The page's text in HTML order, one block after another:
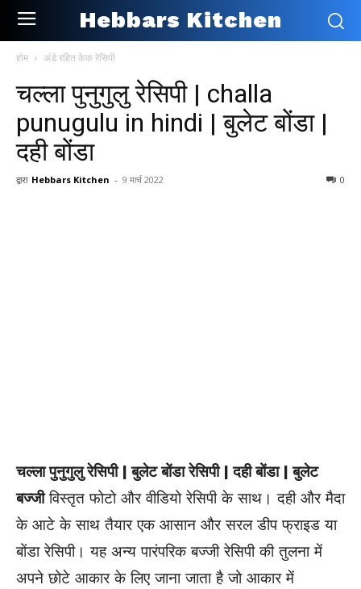
Hebbars Kitchen
होम अंडे रहित केक रेसिपी
चल्ला पुनुगुलु रेसिपी | challa
punugulu in hindi | बुलेट बोंडा |
दही बोंडा
द्वारा Hebbars Kitchen - 9 मार्च 2022 0
चल्ला पुनुगुलु रेसिपी | बुलेट बोंडा रेसिपी | दही बोंडा | बुलेट
बज्जीविस्तृत फोटो और वीडियो रेसिपी के साथ। दही और मैदा
के आटे के साथ तैयार एक आसान और सरल डीप फ्राइड या
बोंडा रेसिपी। यह अन्य पारंपरिक बज्जी रेसिपी की तुलना में
अपने छोटे आकार के लिए जाना जाता है जो आकार में